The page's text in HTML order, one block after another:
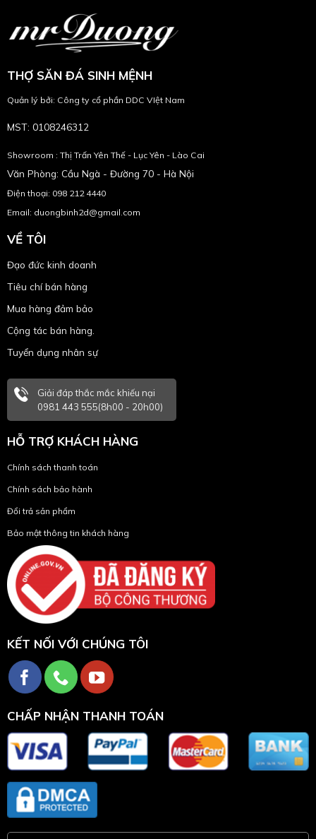
THỢ SĂN ĐÁ SINH MỆNH
Quản lý bởi: Công ty cổ phần DDC VIệt Nam
MST: 0108246312
Showroom : Thị Trấn Yên Thế - Lục Yên - Lào Cai
Văn Phòng: Cầu Ngà - Đường 70 - Hà Nội
Điện thoại: 098 212 4440
Email: duongbinh2d@gmail.com
VỀ TÔI
Đạo đức kinh doanh
Tiêu chí bán hàng
Mua hàng đảm bảo
Cộng tác bán hàng.
Tuyển dụng nhân sự
Giải đáp thắc mắc khiếu nại
0981 443 555(8h00 - 20h00)
HỖ TRỢ KHÁCH HÀNG
Chính sách thanh toán
Chính sách bảo hành
Đổi trả sản phẩm
Bảo mật thông tin khách hàng
KẾT NỐI VỚI CHÚNG TÔI
CHẤP NHẬN THANH TOÁN